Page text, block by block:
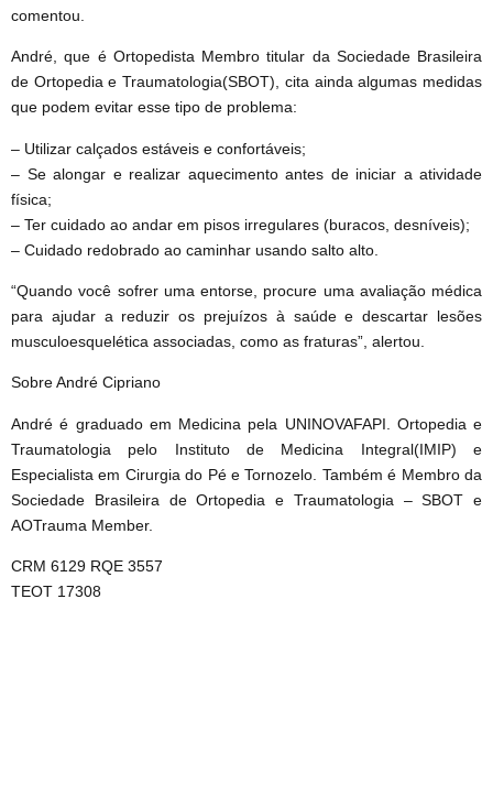
comentou.
André, que é Ortopedista Membro titular da Sociedade Brasileira
de Ortopedia e Traumatologia(SBOT), cita ainda algumas medidas
que podem evitar esse tipo de problema:
– Utilizar calçados estáveis e confortáveis;
– Se alongar e realizar aquecimento antes de iniciar a atividade
física;
– Ter cuidado ao andar em pisos irregulares (buracos, desníveis);
– Cuidado redobrado ao caminhar usando salto alto.
“Quando você sofrer uma entorse, procure uma avaliação médica
para ajudar a reduzir os prejuízos à saúde e descartar lesões
musculoesquelética associadas, como as fraturas”, alertou.
Sobre André Cipriano
André é graduado em Medicina pela UNINOVAFAPI. Ortopedia e
Traumatologia pelo Instituto de Medicina Integral(IMIP) e
Especialista em Cirurgia do Pé e Tornozelo. Também é Membro da
Sociedade Brasileira de Ortopedia e Traumatologia – SBOT e
AOTrauma Member.
CRM 6129 RQE 3557
TEOT 17308